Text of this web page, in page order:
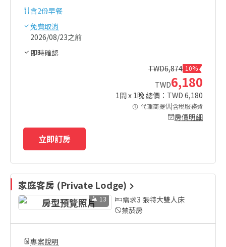
含2份早餐
免費取消
2026/08/23之前
即時確認
TWD6,874 10%
TWD6,180
1間 x 1晚 總價：TWD 6,180
代理商提供|含稅服務費
房價明細
立即訂房
家庭客房 (Private Lodge)
13
需求3 張特大雙人床
禁菸房
專案說明